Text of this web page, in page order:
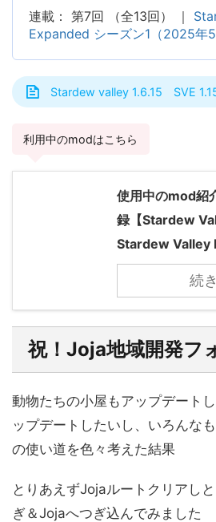
連載： 第7回 （全13回） ｜
Expanded シーズン1（2025年5
Stardew valley 1.6.15 SVE
利用中のmodはこちら
使用中のmod紹
録【Stardew
Stardew Valley
続
祝！Joja地域開発フ
動物たちの小屋もアップデート
ップデートしたいし、いろんな
の使い道を色々考えた結果
とりあえずJojaルートクリアし
ぎ＆Jojaへつぎ込んでみました